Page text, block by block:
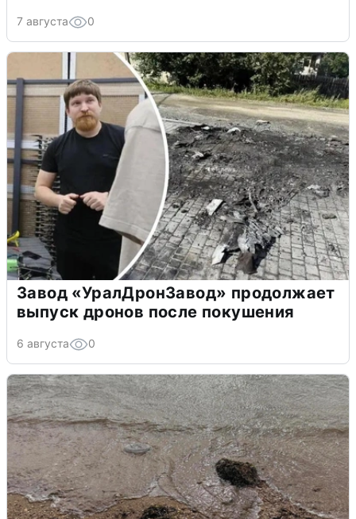
7 августа 0
Завод «УралДронЗавод» продолжает
выпуск дронов после покушения
6 августа 0